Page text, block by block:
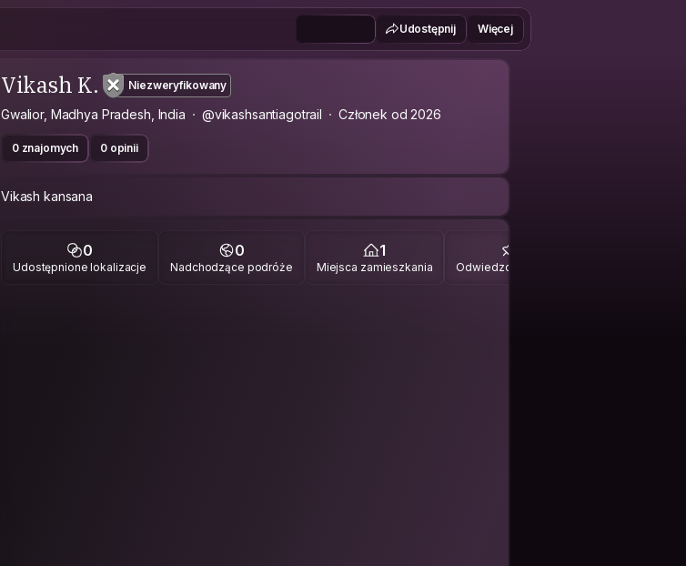
Udostępnij Więcej
Vikash K. Niezweryfikowany
Gwalior, Madhya Pradesh, India @vikashsantiagotrail Członek od 2026
0 znajomych 0 opinii
Vikash kansana
0
Udostępnione lokalizacje
0
Nadchodzące podróże
1
Miejsca zamieszkania Odwiedzone miejsca